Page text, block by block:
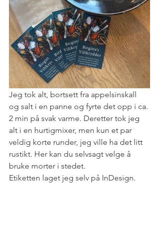
Jeg tok alt, bortsett fra appelsinskall
og salt i en panne og fyrte det opp i ca.
2 min på svak varme. Deretter tok jeg
alt i en hurtigmixer, men kun et par
veldig korte runder, jeg ville ha det litt
rustikt. Her kan du selvsagt velge å
bruke morter i stedet.
Etiketten laget jeg selv på InDesign.